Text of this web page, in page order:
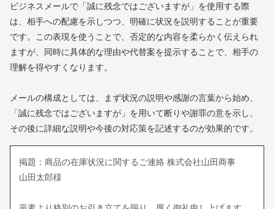
ビジネスメールで「誠に残念ではございますが」を使用する際
は、相手への配慮を示しつつ、明確に状況を説明することが重要
です。この表現を使うことで、否定的な内容を柔らかく伝えられ
ますが、同時に具体的な理由や代替案を提示することで、相手の
理解を得やすくなります。
メールの構成としては、まず状況の説明や感謝の言葉から始め、
「誠に残念ではございますが」を用いて断りや謝罪の意を示し、
その後に詳細な説明や今後の対応策を記述するのが効果的です。
掲題：商品の在庫状況に関するご連絡 株式会社山田商事
山田太郎様